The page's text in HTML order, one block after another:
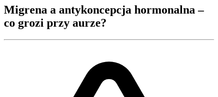
Migrena a antykoncepcja hormonalna –
co grozi przy aurze?